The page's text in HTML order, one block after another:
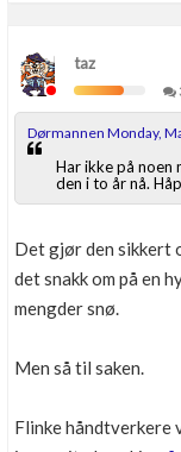
taz
Dørmannen Monday,
Har ikke på noen
den i to år nå.
Det gjør den sikkert
det snakk om på en
mengder snø.
Men så til saken.
Flinke håndtverkere